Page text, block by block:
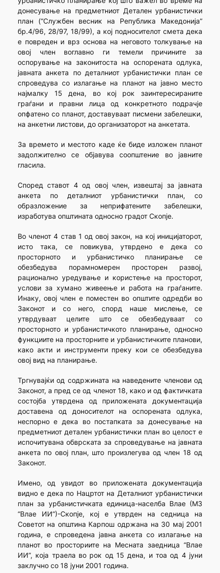
донесување на предметниот Детален урбанистички
план (“Службен весник на Република Македонија”
бр.4/96, 28/97, 18/99), а кој подносителот смета дека
е повреден и врз основа на неговото толкување на
овој член воглавно ги темели причините за
оспорување на законитоста на оспорената одлука,
јавната анкета по деталниот урбанистички план се
спроведува со излагање на планот на јавно место
најмалку 15 дена, во кој рок заинтересираните
граѓани и правни лица од конкретното подрачје
опфатено со планот, доставуваат писмени забелешки,
на анкетни листови, до организаторот на анкетата.
За времето и местото каде ќе биде изложен планот
задолжително се објавува соопштение во јавните
гласила.
Според ставот 4 од овој член, извештај за јавната
анкета по деталниот урбанистички план, со
образложение за неприфатените забелешки,
изработува општината односно градот Скопје.
Во членот 4 став 1 од овој закон, на кој иницијаторот,
исто така, се повикува, утврдено е дека со
просторното и урбанистичко планирање се
обезбедува порамномерен просторен развој,
рационално уредување и користење на просторот,
услови за хумано живеење и работа на граѓаните.
Инаку, овој член е поместен во општите одредби во
Законот и со него, спорд наше мислење, се
утврдуваат целите што се обезбедуваат со
просторното и урбанистичкото планирање, односно
функциите на просторните и урбанистичките планови,
како акти и инструменти преку кои се обезбедува
овој вид на планирање.
Тргнувајќи од содржината на наведените членови од
Законот, а пред се од членот 18, како и од фактичката
состојба утврдена од приложената документација
доставена од доносителот на оспорената одлука,
неспорно е дека во постапката за донесување на
предметниот детален урбанистички план во целост е
испочитувана обврската за спроведување на јавната
анкета по овој план, што произлегува од член 18 од
Законот.
Имено, од увидот во приложената документација
видно е дека по Нацртот на Деталниот урбанистички
план за урбанистичката единица-населба Влае (МЗ
“Влае ИИ”)-Скопје, кој е утврден на седница на
Советот на општина Карпош одржана на 30 мај 2001
година, е спроведена јавна анкета со излагање на
планот во просториите на Месната заедница “Влае
ИИ”, која траела во рок од 15 дена, и тоа од 4 јуни
заклучно со 18 јуни 2001 година.